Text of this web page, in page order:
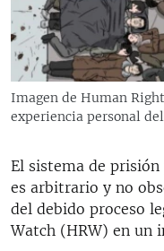
RADIO MARTÍ
ESPECIALES
ESPECIALES
LA REALIDAD DE LA
KENTU-CUBANO
LOS SANTOS DE
DESINFORMACIÓN
MULTIMEDIA
EDITORIALES
SÍGUENOS
Imagen de Human
experiencia personal
El sistema de
es arbitrario y no
del debido proceso
Watch (HRW) en un